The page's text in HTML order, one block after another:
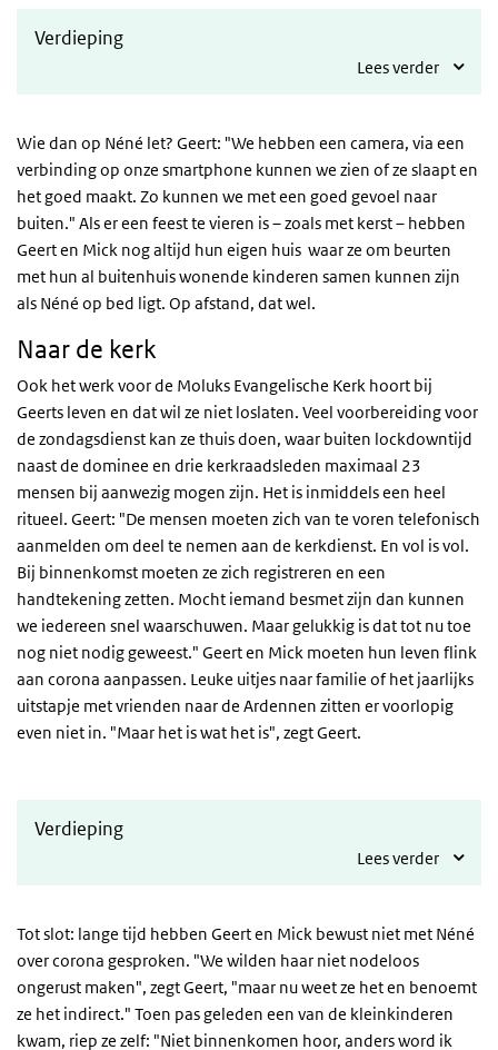
Verdieping
Lees verder
Wie dan op Néné let? Geert: "We hebben een camera, via een
verbinding op onze smartphone kunnen we zien of ze slaapt en
het goed maakt. Zo kunnen we met een goed gevoel naar
buiten." Als er een feest te vieren is – zoals met kerst – hebben
Geert en Mick nog altijd hun eigen huis waar ze om beurten
met hun al buitenhuis wonende kinderen samen kunnen zijn
als Néné op bed ligt. Op afstand, dat wel.
Naar de kerk
Ook het werk voor de Moluks Evangelische Kerk hoort bij
Geerts leven en dat wil ze niet loslaten. Veel voorbereiding voor
de zondagsdienst kan ze thuis doen, waar buiten lockdowntijd
naast de dominee en drie kerkraadsleden maximaal 23
mensen bij aanwezig mogen zijn. Het is inmiddels een heel
ritueel. Geert: "De mensen moeten zich van te voren telefonisch
aanmelden om deel te nemen aan de kerkdienst. En vol is vol.
Bij binnenkomst moeten ze zich registreren en een
handtekening zetten. Mocht iemand besmet zijn dan kunnen
we iedereen snel waarschuwen. Maar gelukkig is dat tot nu toe
nog niet nodig geweest." Geert en Mick moeten hun leven flink
aan corona aanpassen. Leuke uitjes naar familie of het jaarlijks
uitstapje met vrienden naar de Ardennen zitten er voorlopig
even niet in. "Maar het is wat het is", zegt Geert.
Verdieping
Lees verder
Tot slot: lange tijd hebben Geert en Mick bewust niet met Néné
over corona gesproken. "We wilden haar niet nodeloos
ongerust maken", zegt Geert, "maar nu weet ze het en benoemt
ze het indirect." Toen pas geleden een van de kleinkinderen
kwam, riep ze zelf: "Niet binnenkomen hoor, anders word ik